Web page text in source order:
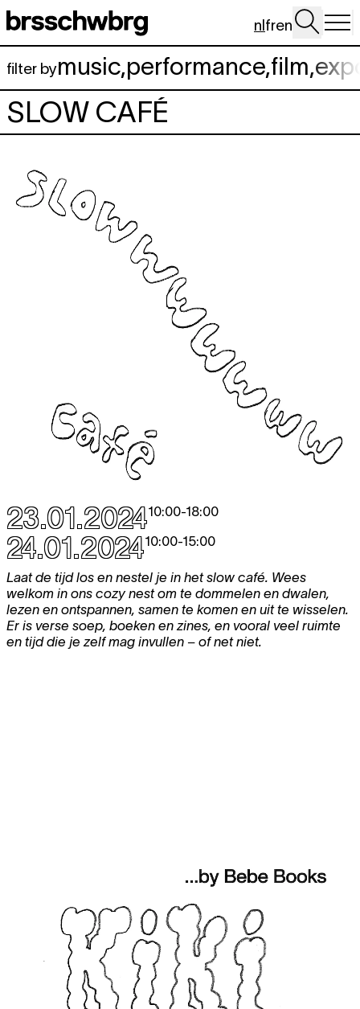
Spring naar hoofdinhoud
nlfren
filter bymusic,performance,film,
SLOW CAFÉ
23.01.202410:00-18:00
24.01.202410:00-15:00
Laat de tijd los en nestel je in het slow café. Wees
welkom in ons cozy nest om te dommelen en dwalen,
lezen en ontspannen, samen te komen en uit te wisselen.
Er is verse soep, boeken en zines, en vooral veel ruimte
en tijd die je zelf mag invullen − of net niet.